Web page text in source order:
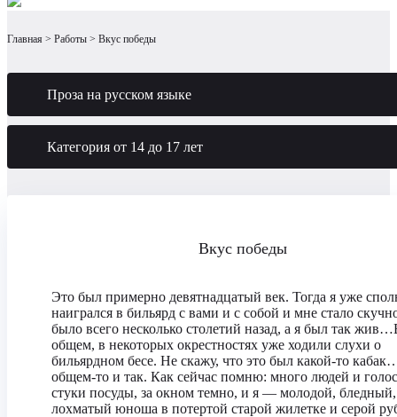
Главная Работы Вкус победы
Проза на русском языке
Категория от 14 до 17 лет
Вкус победы
Это был примерно девятнадцатый век. Тогда я уже
наигрался в бильярд с вами и с собой и мне стало
было всего несколько столетий назад, а я был так
общем, в некоторых окрестностях уже ходили слухи о
бильярдном бесе. Не скажу, что это был какой-то
общем-то и так. Как сейчас помню: много людей и
стуки посуды, за окном темно, и я — молодой, бледный,
лохматый юноша в потертой старой жилетке и серой